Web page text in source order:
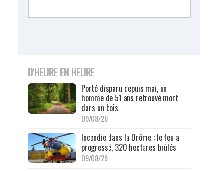
D'HEURE EN HEURE
Porté disparu depuis mai, un
homme de 51 ans retrouvé mort
dans un bois
09/08/26
Incendie dans la Drôme : le feu a
progressé, 320 hectares brûlés
09/08/26